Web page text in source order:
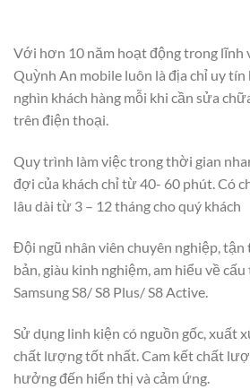
Với hơn 10 năm hoạt động trong lĩnh
Quỳnh An mobile luôn là địa chỉ uy tín
nghìn khách hàng mỗi khi cần sửa
trên điện thoại.
Quy trình làm việc trong thời gian
đợi của khách chỉ từ 40- 60 phút. Có
lâu dài từ 3 – 12 tháng cho quý khách
Đội ngũ nhân viên chuyên nghiệp,
bản, giàu kinh nghiệm, am hiểu về
Samsung S8/ S8 Plus/ S8 Active.
Sử dụng linh kiện có nguồn gốc, xuất
chất lượng tốt nhất. Cam kết chất
hưởng đến hiển thị và cảm ứng.